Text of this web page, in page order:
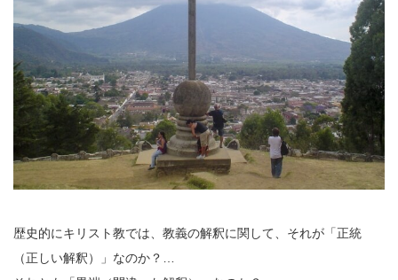
歴史的にキリスト教では、教義の解釈に関して、それが「正統
（正しい解釈）」なのか？…